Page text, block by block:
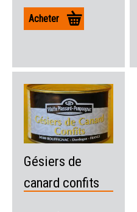
Acheter
Gésiers de
canard confits